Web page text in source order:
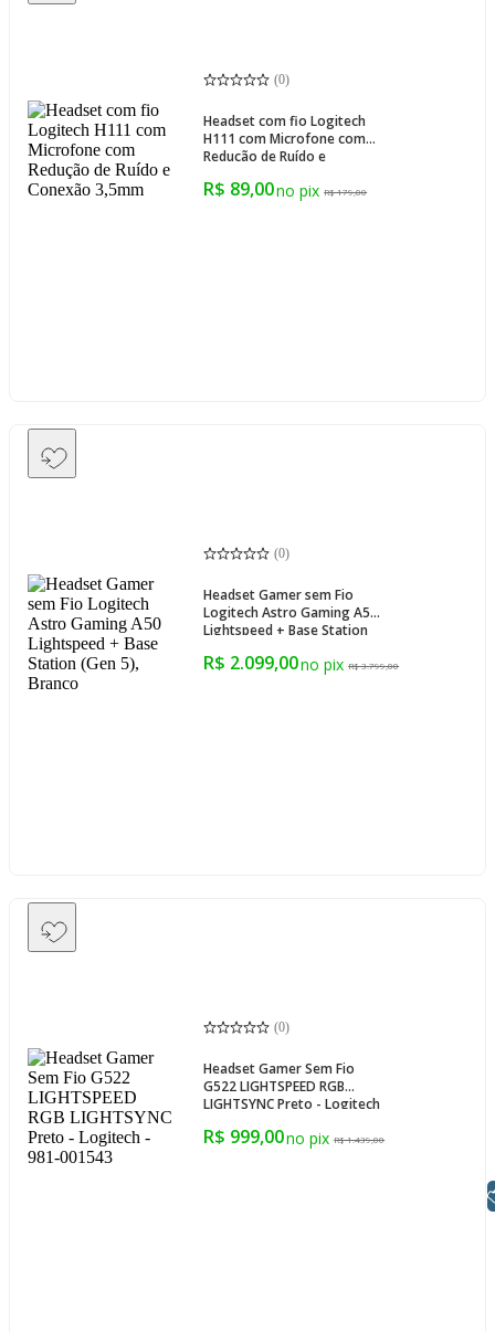
(0)
Headset com fio Logitech
H111 com Microfone com
Redução de Ruído e
R$ 89,00 R$ 179,00
(0)
Headset Gamer sem Fio
Logitech Astro Gaming A50
Lightspeed + Base Station
R$ 2.099,00 R$ 3.799,00
(0)
Headset Gamer Sem Fio
G522 LIGHTSPEED RGB
LIGHTSYNC Preto - Logitech
R$ 999,00 R$ 1.439,00